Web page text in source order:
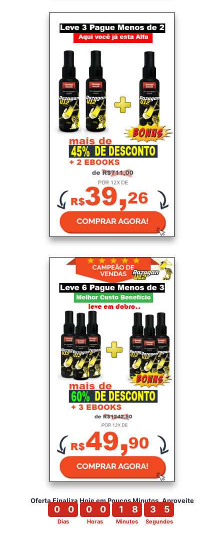
Oferta Finaliza Hoje em Poucos Minutos, Aproveite
0
0
0
0
Dias
0
0
0
0
Horas
1
1
8
8
Minutos
3
3
4
5
Segundos